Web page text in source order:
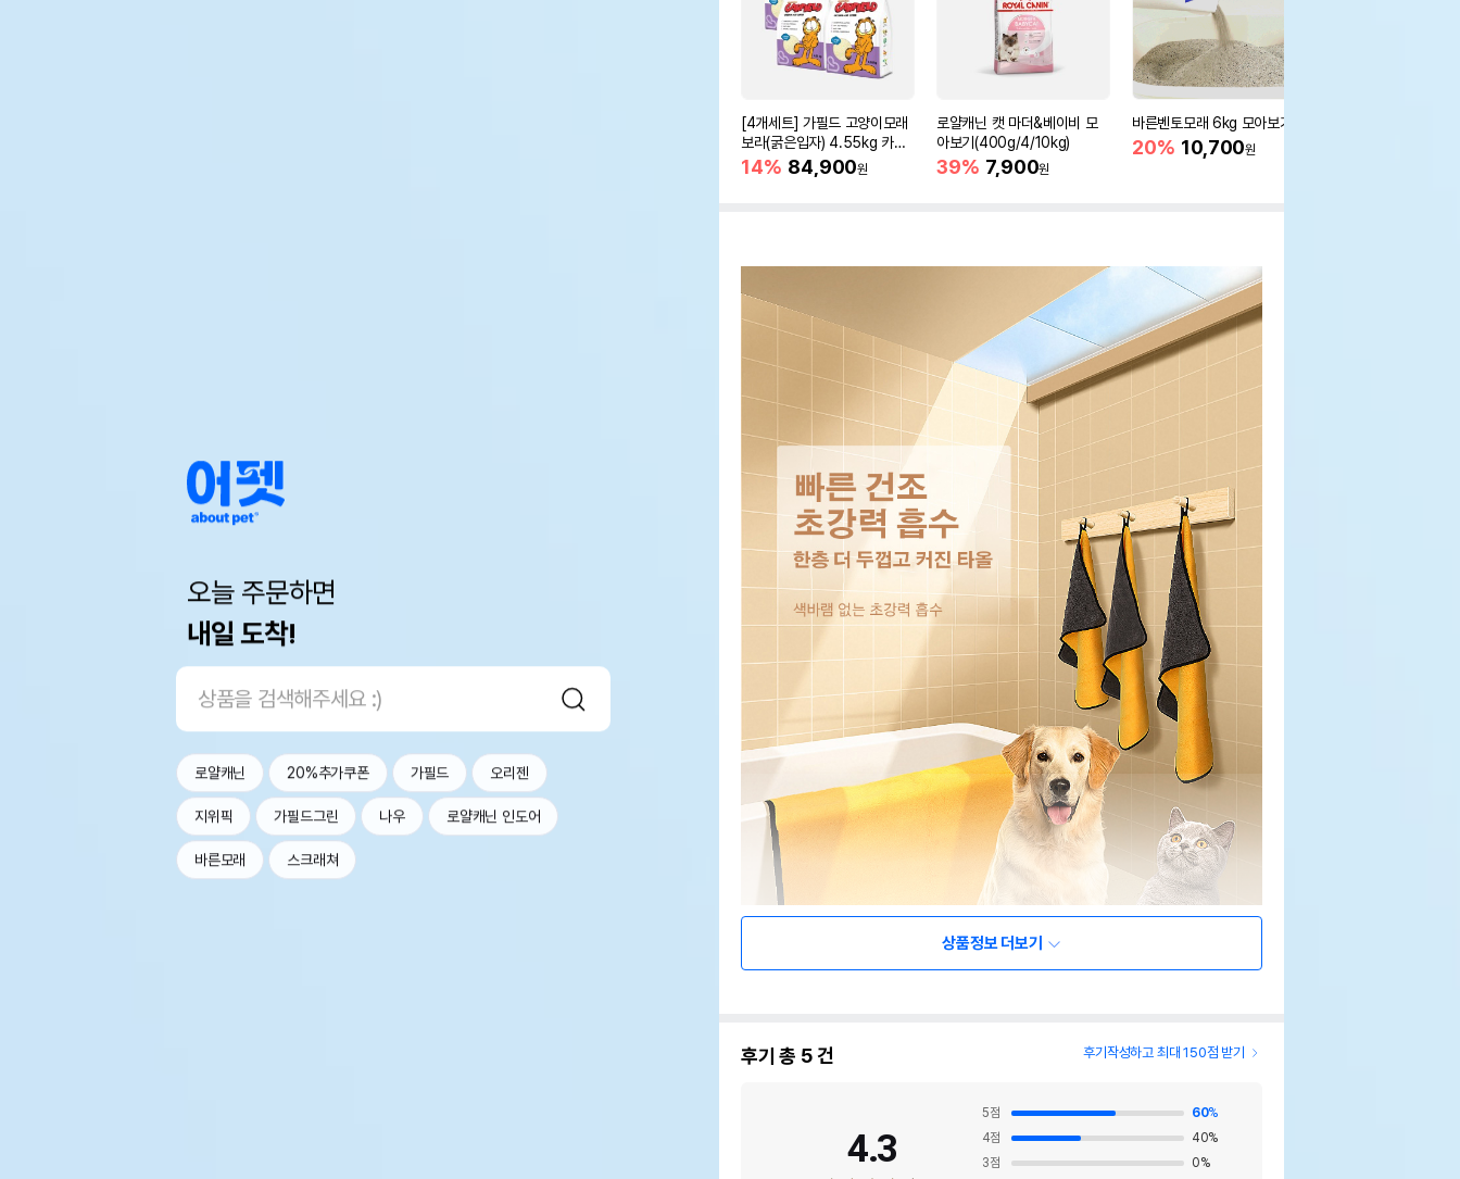
오늘 주문하면
내일 도착!
로얄캐닌 20%추가쿠폰 가필드 오리젠
지위픽 가필드그린 나우 로얄캐닌 인도어
바른모래 스크래쳐
[4개세트] 가필드 고양이모래
보라(굵은입자) 4.55kg 카사
바모래
14% 84,900원
로얄캐닌 캣 마더&베이비 모
아보기(400g/4/10kg)
39% 7,900원
바른벤토모래 6kg 모아보기
20% 10,700원
상품정보 더보기
후기 총 5건 후기작성하고 최대 150점 받기
4.3
5점 60%
4점 40%
3점 0%